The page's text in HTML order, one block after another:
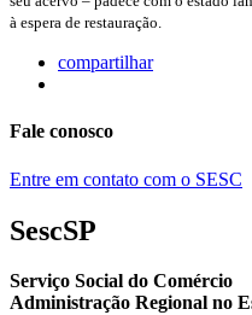
à espera de restauração.
compartilhar
Fale conosco
Entre em contato com o SESC
SescSP
Serviço Social do Comércio
Administração Regional no